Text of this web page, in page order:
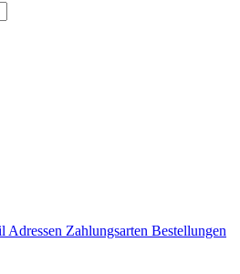
Adressen Zahlungsarten Bestellungen